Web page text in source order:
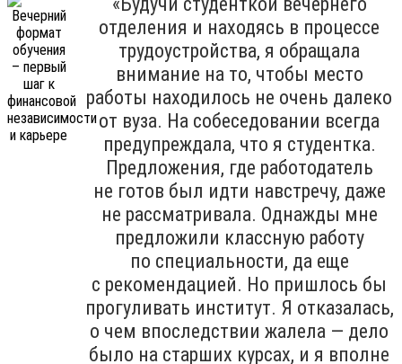
отделения и находясь в процессе
трудоустройства, я обращала
внимание на то, чтобы место
работы находилось не очень далеко
от вуза. На собеседовании всегда
предупреждала, что я студентка.
Предложения, где работодатель
не готов был идти навстречу, даже
не рассматривала. Однажды мне
предложили классную работу
по специальности, да еще
с рекомендацией. Но пришлось бы
прогуливать институт. Я отказалась,
о чем впоследствии жалела — дело
было на старших курсах, и я вполне